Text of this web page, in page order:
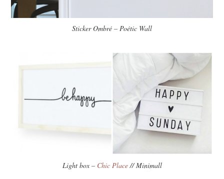
Sticker Ombré – Poétic Wall
Light box – Chic Place// Minimall